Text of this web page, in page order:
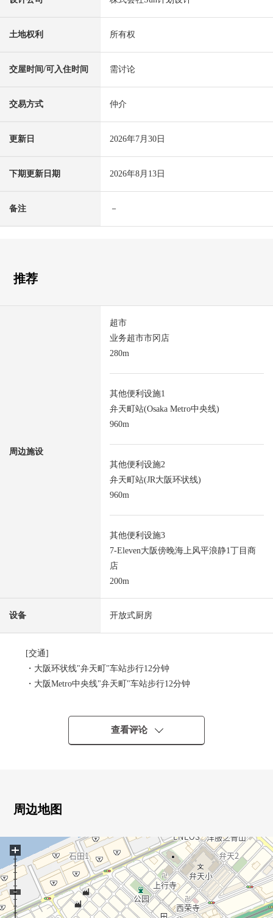
土地权利 所有权
交屋时间/可入住时间 需讨论
交易方式 仲介
更新日 2026年7月30日
下期更新日期 2026年8月13日
备注 －
推荐
周边施设
超市
业务超市市冈店
280m
其他便利设施1
弁天町站(Osaka Metro中央线)
960m
其他便利设施2
弁天町站(JR大阪环状线)
960m
其他便利设施3
7-Eleven大阪傍晚海上风平浪静1丁目商
店
200m
设备 开放式厨房
[交通]
・大阪环状线"弁天町"车站步行12分钟
・大阪Metro中央线"弁天町"车站步行12分钟
・通风关于东南、西南边角房良好
・因为面向东南的所以阳光良好
〈新制〉
组合厨房·整体卫浴、盥洗台・
厕所(温水冲洗马桶座)、热水供应器
〈张替〉
Cross
查看评论
周边地图
+